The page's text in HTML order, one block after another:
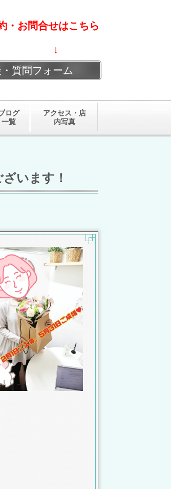
・お問合せはこちら
↓
質問フォーム
ログ
一覧
アクセス・店
内写真
います！